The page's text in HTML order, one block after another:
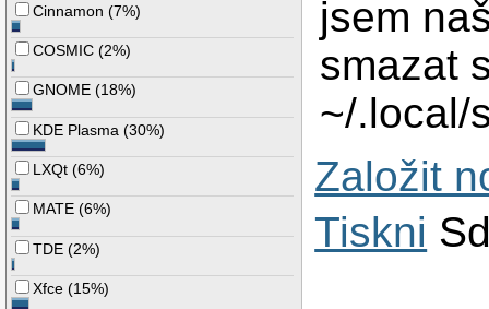
Cinnamon (7%)
COSMIC (2%)
GNOME (18%)
KDE Plasma (30%)
LXQt (6%)
MATE (6%)
TDE (2%)
Xfce (15%)
jsem
smazat
~/.local/
Založit
Tiskni